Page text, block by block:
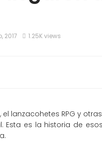
2017 1.25K views
el lanzacohetes RPG y
Esta es la historia de